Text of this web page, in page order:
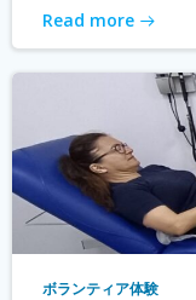
Read more
ボランティア体験